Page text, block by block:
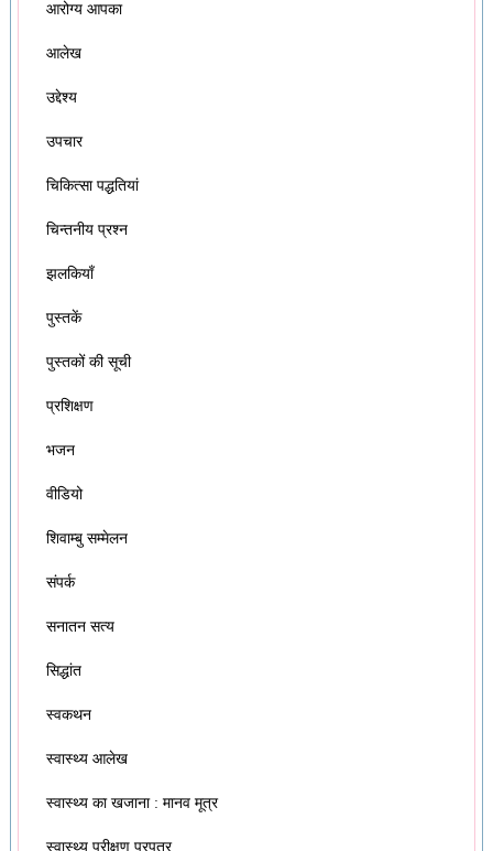
आरोग्य आपका
आलेख
उद्देश्य
उपचार
चिकित्सा पद्धतियां
चिन्तनीय प्रश्न
झलकियाँ
पुस्तकें
पुस्तकों की सूची
प्रशिक्षण
भजन
वीडियो
शिवाम्बु सम्मेलन
संपर्क
सनातन सत्य
सिद्धांत
स्वकथन
स्वास्थ्य आलेख
स्वास्थ्य का खजाना : मानव मूत्र
स्वास्थ्य परीक्षण प्रपत्र